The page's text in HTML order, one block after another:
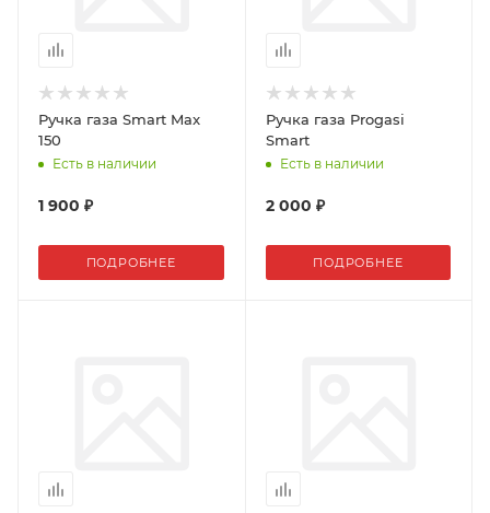
Ручка газа Smart Max
150
Есть в наличии
1 900 ₽
ПОДРОБНЕЕ
Ручка газа Progasi
Smart
Есть в наличии
2 000 ₽
ПОДРОБНЕЕ